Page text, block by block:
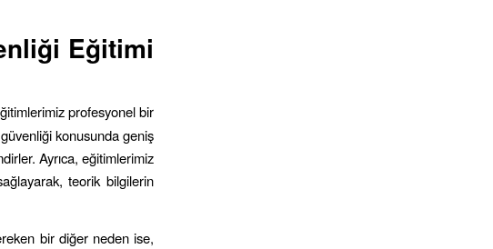
Eğitimi
profesyonel bir
konusunda geniş
Ayrıca, eğitimlerimiz
teorik bilgilerin
bir diğer neden ise,